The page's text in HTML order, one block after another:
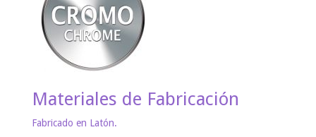
Materiales de Fabricación
Fabricado en Latón.